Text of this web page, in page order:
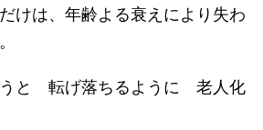
は、年齢よる衰えにより失わ
うと 転げ落ちるように 老人化